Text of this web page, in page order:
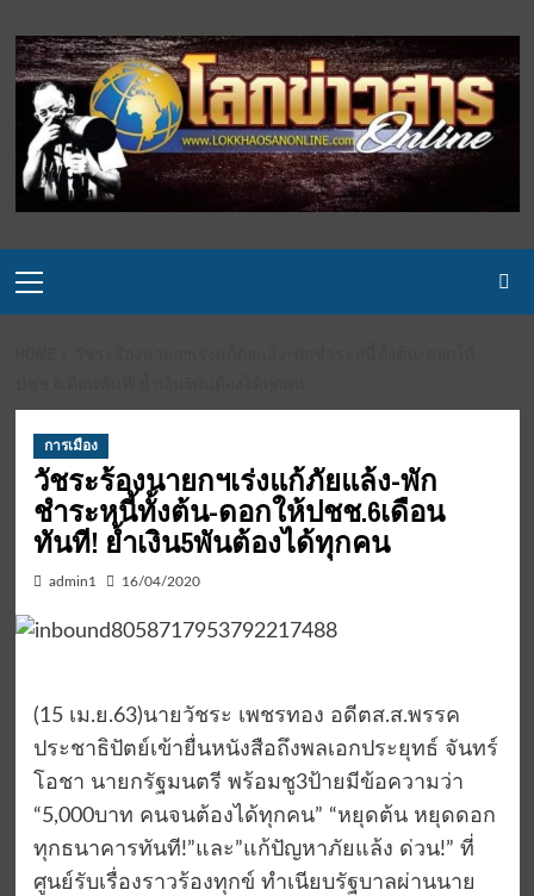
to
content
Menu
การเมือง
วัชระร้องนายกฯเร่งแก้ภัยแล้ง-พัก
ชำระหนี้ทั้งต้น-ดอกให้ปชช.6เดือน
ทันที! ย้ำเงิน5พันต้องได้ทุกคน
admin1 16/04/2020
(15 เม.ย.63)นายวัชระ เพชรทอง อดีตส.ส.พรรค
ประชาธิปัตย์เข้ายื่นหนังสือถึงพลเอกประยุทธ์ จันทร์
โอชา นายกรัฐมนตรี พร้อมชู3ป้ายมีข้อความว่า
“5,000บาท คนจนต้องได้ทุกคน” “หยุดต้น หยุดดอก
ทุกธนาคารทันที!”และ”แก้ปัญหาภัยแล้ง ด่วน!” ที่
ศูนย์รับเรื่องราวร้องทุกข์ ทำเนียบรัฐบาลผ่านนาย